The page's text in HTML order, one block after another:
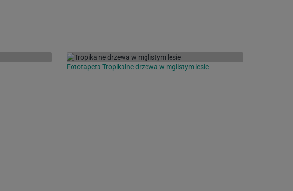
Fototapeta Tropikalne drzewa w mglistym lesie